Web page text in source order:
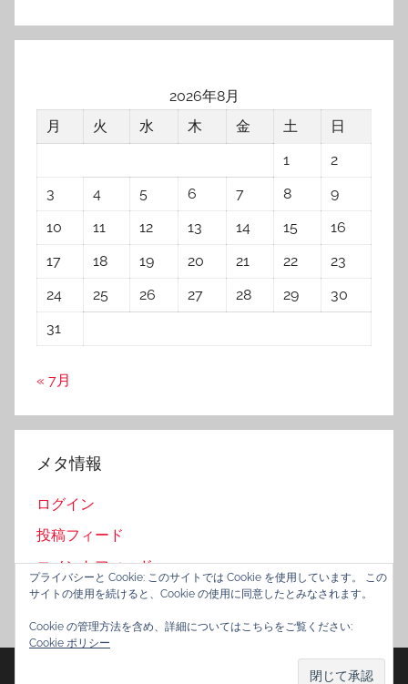
2026年8月
月
火 水 木 金 土
日
1
2
3
4 5 6 7 8
9
10
11 12 13 14 15
16
17
18 19 20 21 22
23
24
25 26 27 28 29
30
31
« 7月
メタ情報
ログイン
投稿フィード
コメントフィード
WordPress.org
プライバシーと Cookie: このサイトでは Cookie を使用しています。 この
サイトの使用を続けると、Cookie の使用に同意したとみなされます。
Cookie の管理方法を含め、詳細についてはこちらをご覧ください:
Cookie ポリシー